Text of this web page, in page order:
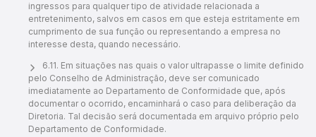
ingressos para qualquer tipo de atividade relacionada a
entretenimento, salvos em casos em que esteja estritamente em
cumprimento de sua função ou representando a empresa no
interesse desta, quando necessário.
6.11. Em situações nas quais o valor ultrapasse o limite definido
pelo Conselho de Administração, deve ser comunicado
imediatamente ao Departamento de Conformidade que, após
documentar o ocorrido, encaminhará o caso para deliberação da
Diretoria. Tal decisão será documentada em arquivo próprio pelo
Departamento de Conformidade.